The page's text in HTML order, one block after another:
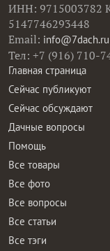
ИНН: 9715003782
5147746293448
Email: info@7dach.ru
Тел: +7 (916) 710-
Главная страница
Сейчас публикуют
Сейчас обсуждают
Дачные вопросы
Помощь
Все товары
Все фото
Все вопросы
Все статьи
Все тэги